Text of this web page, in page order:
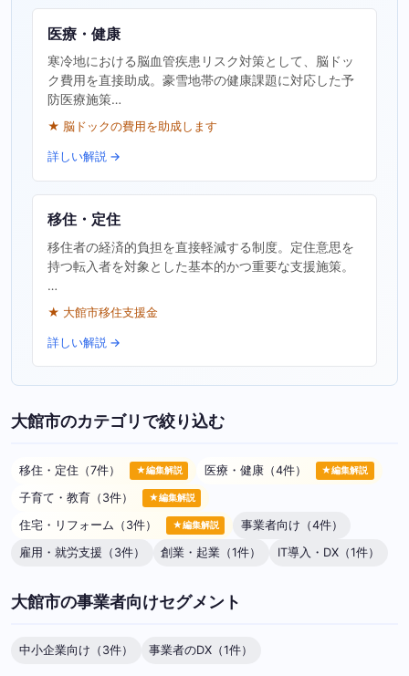
医療・健康
寒冷地における脳血管疾患リスク対策として、脳ドッ
ク費用を直接助成。豪雪地帯の健康課題に対応した予
防医療施策…
★ 脳ドックの費用を助成します
詳しい解説 →
移住・定住
移住者の経済的負担を直接軽減する制度。定住意思を
持つ転入者を対象とした基本的かつ重要な支援施策。
…
★ 大館市移住支援金
詳しい解説 →
大館市のカテゴリで絞り込む
移住・定住（7件） ★編集解説 医療・健康（4件） ★編集解説
子育て・教育（3件） ★編集解説
住宅・リフォーム（3件） ★編集解説
事業者向け（4件）
雇用・就労支援（3件）
創業・起業（1件） IT導入・DX（1件）
大館市の事業者向けセグメント
中小企業向け（3件） 事業者のDX（1件）